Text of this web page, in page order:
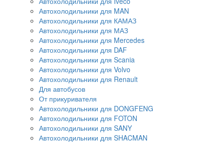
Автохолодильники для MAN
Автохолодильники для КАМАЗ
Автохолодильники для МАЗ
Автохолодильники для Mercedes
Автохолодильники для DAF
Автохолодильники для Scania
Автохолодильники для Volvo
Автохолодильники для Renault
Для автобусов
От прикуривателя
Автохолодильники для DONGFENG
Автохолодильники для FOTON
Автохолодильники для SANY
Автохолодильники для SHACMAN